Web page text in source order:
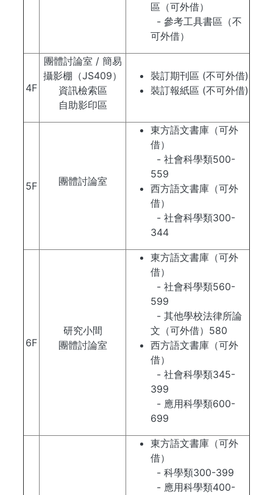
區（可外借）
- 參考工具書區（不
可外借）
4F
團體討論室 / 簡易
攝影棚（JS409）
資訊檢索區
自助影印區
裝訂期刊區 (不可外借)
裝訂報紙區 (不可外借)
5F 團體討論室
東方語文書庫（可外
借）
- 社會科學類500-
559
西方語文書庫（可外
借）
- 社會科學類300-
344
6F
研究小間
團體討論室
東方語文書庫（可外
借）
- 社會科學類560-
599
- 其他學校法律所論
文（可外借）580
西方語文書庫（可外
借）
- 社會科學類345-
399
- 應用科學類600-
699
東方語文書庫（可外
借）
- 科學類300-399
- 應用科學類400-